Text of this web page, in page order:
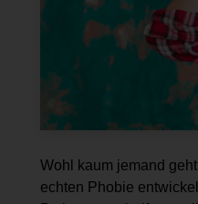
Wohl kaum jemand
echten Phobie